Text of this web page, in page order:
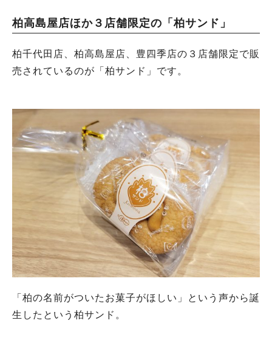
柏高島屋店ほか３店舗限定の「柏サンド」
柏千代田店、柏高島屋店、豊四季店の３店舗限定で販
売されているのが「柏サンド」です。
「柏の名前がついたお菓子がほしい」という声から誕
生したという柏サンド。